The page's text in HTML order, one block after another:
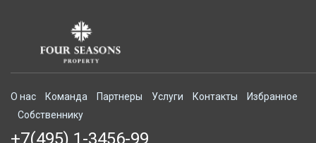
О нас Команда Партнеры Услуги Контакты
Избранное
Собственнику
+7(495) 1-3456-99